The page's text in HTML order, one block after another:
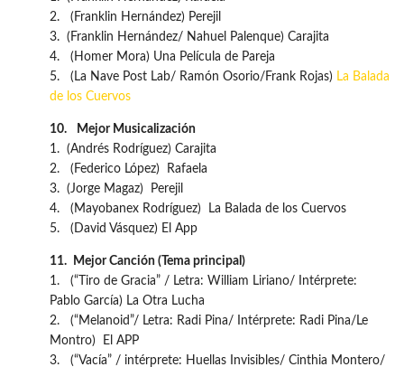
2. (Franklin Hernández) Perejil
3. (Franklin Hernández/ Nahuel Palenque) Carajita
4. (Homer Mora) Una Película de Pareja
5. (La Nave Post Lab/ Ramón Osorio/Frank Rojas) La Balada
de los Cuervos
10.
Mejor Musicalización
1. (Andrés Rodríguez) Carajita
2. (Federico López) Rafaela
3. (Jorge Magaz) Perejil
4. (Mayobanex Rodríguez) La Balada de los Cuervos
5. (David Vásquez) El App
11.
Mejor Canción (Tema principal)
1. (“Tiro de Gracia” / Letra: William Liriano/ Intérprete:
Pablo García) La Otra Lucha
2. (“Melanoid”/ Letra: Radi Pina/ Intérprete: Radi Pina/Le
Montro) El APP
3. (“Vacía” / intérprete: Huellas Invisibles/ Cinthia Montero/